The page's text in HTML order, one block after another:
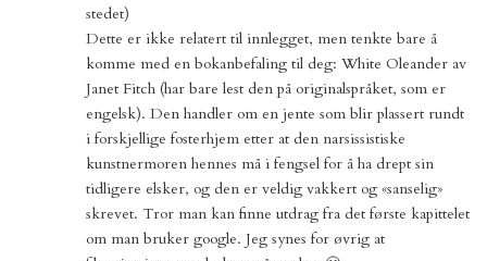
stedet)
Dette er ikke relatert til innlegget, men tenkte bare å
komme med en bokanbefaling til deg: White Oleander av
Janet Fitch (har bare lest den på originalspråket, som er
engelsk). Den handler om en jente som blir plassert rundt
i forskjellige fosterhjem etter at den narsissistiske
kunstnermoren hennes må i fengsel for å ha drept sin
tidligere elsker, og den er veldig vakkert og «sanselig»
skrevet. Tror man kan finne utdrag fra det første kapittelet
om man bruker google. Jeg synes for øvrig at